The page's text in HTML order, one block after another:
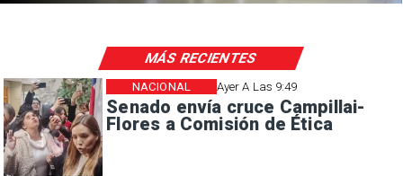
Ayer A Las 9:49
Senado envía cruce Campillai-
Flores a Comisión de Ética
NACIONAL
MÁS RECIENTES